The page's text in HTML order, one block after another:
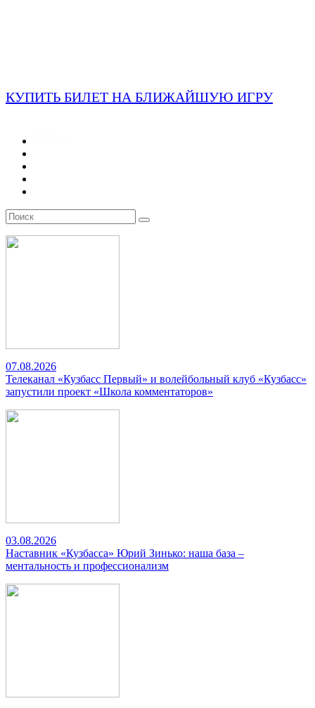
КУПИТЬ БИЛЕТ НА БЛИЖАЙШУЮ ИГРУ
07.08.2026
Телеканал «Кузбасс Первый» и волейбольный клуб «Кузбасс»
запустили проект «Школа комментаторов»
03.08.2026
Наставник «Кузбасса» Юрий Зинько: наша база –
ментальность и профессионализм